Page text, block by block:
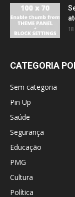
CATEGORIA
Sem categoria
Pin Up
Saúde
Segurança
Educação
PMG
Cultura
Política